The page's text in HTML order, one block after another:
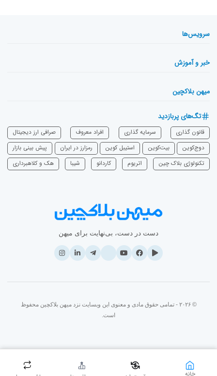
خانه
سرویس‌ها
خبر و آموزش
میهن بلاکچین
تگ‌های پربازدید
قانون گذاری سرمایه‌ گذاری افراد معروف
صرافی ارز دیجیتال
دوج‌کوین
بیت‌کوین استیبل کوین رمزارز در ایران
پیش بینی بازار
تکنولوژی بلاک چین
اتریوم ‌کاردانو شیبا هک و کلاهبرداری
دست در دست، بی‌نهایت برای میهن
© ۲۰۲۶ - تمامی حقوق مادی و معنوی این وبسایت نزد میهن بلاکچین محفوظ
است.